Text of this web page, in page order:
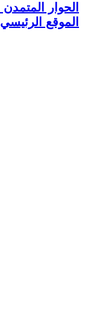
الحوار
الموقع الرئيسي